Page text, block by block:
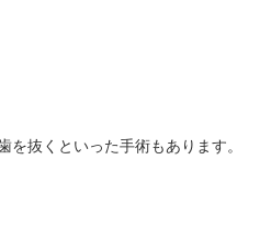
抜くといった手術もあります。